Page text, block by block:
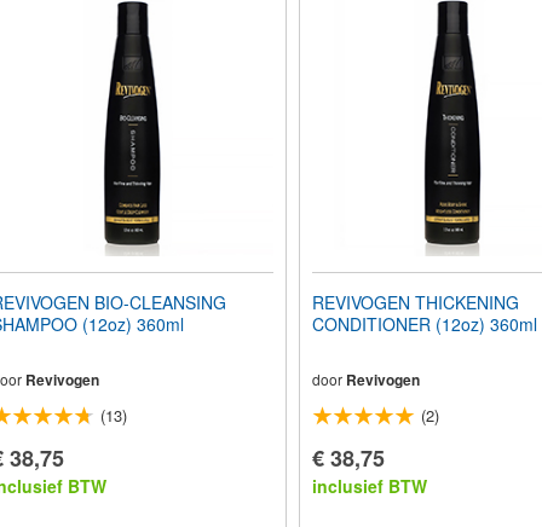
BIO-CLEANSING
(12oz) 360ml
Revivogen
(13)
38,75
BTW
REVIVOGEN THICKENING
CONDITIONER (12oz) 360ml
door Revivogen
(2)
€ 38,75
inclusief BTW